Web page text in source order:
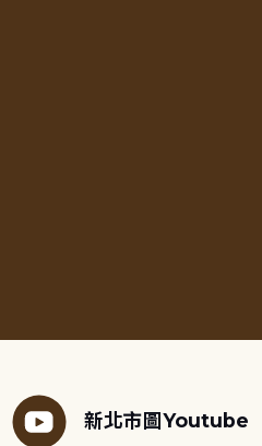
新北市圖Youtube